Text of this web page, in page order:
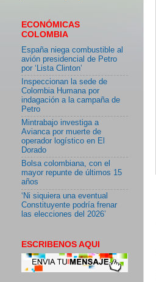
ECONÓMICAS
COLOMBIA
España niega combustible al
avión presidencial de Petro
por ‘Lista Clinton’
Inspeccionan la sede de
Colombia Humana por
indagación a la campaña de
Petro
Mintrabajo investiga a
Avianca por muerte de
operador logístico en El
Dorado
Bolsa colombiana, con el
mayor repunte de últimos 15
años
‘Ni siquiera una eventual
Constituyente podría frenar
las elecciones del 2026’
ESCRIBENOS AQUI